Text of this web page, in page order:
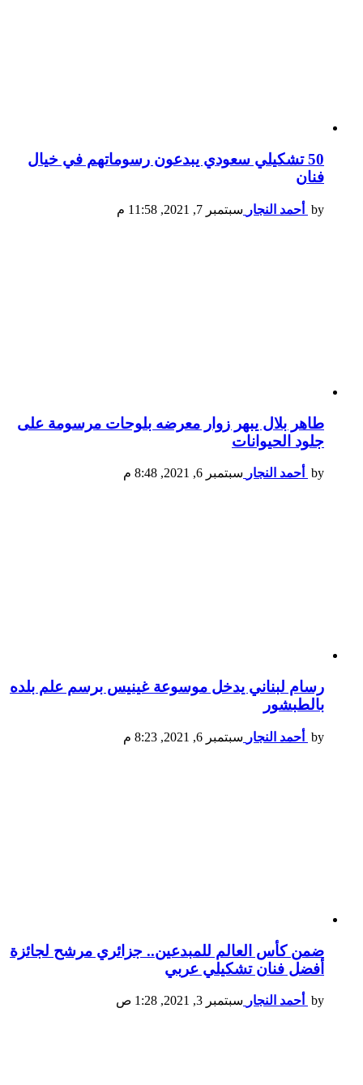
50 تشكيلي سعودي يبدعون رسوماتهم في خيال
فنان
by أحمد النجار سبتمبر 7, 2021, 11:58 م
طاهر بلال يبهر زوار معرضه بلوحات مرسومة على
جلود الحيوانات
by أحمد النجار سبتمبر 6, 2021, 8:48 م
رسام لبناني يدخل موسوعة غينيس برسم علم بلده
بالطبشور
by أحمد النجار سبتمبر 6, 2021, 8:23 م
ضمن كأس العالم للمبدعين.. جزائري مرشح لجائزة
أفضل فنان تشكيلي عربي
by أحمد النجار سبتمبر 3, 2021, 1:28 ص